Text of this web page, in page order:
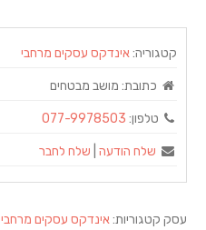
קטגוריה:אינדקס עסקים מרחבי
כתובת: מושב מבטחים‏
טלפון: 077-9978503
שלח הודעה שלח לחבר
עסק קטגוריות:אינדקס עסקים מרחבי